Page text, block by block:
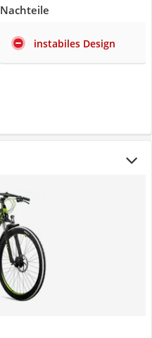
Nachteile
instabiles Design